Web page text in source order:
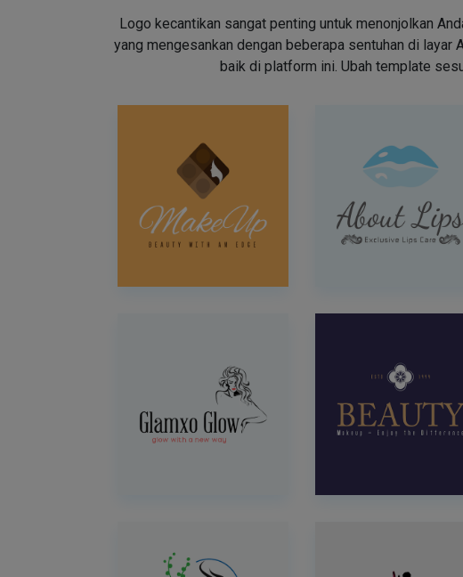
Logo kecantikan sangat penting untuk menonjolkan
yang mengesankan dengan beberapa sentuhan di
baik di platform ini. Ubah template